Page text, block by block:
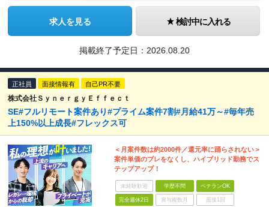
求人を見る 検討中に入れる
掲載終了予定日： 2026.08.20
正社員 面接情報有 自己PR不要
株式会社ＳｙｎｅｒｇｙＥｆｆｅｃｔ
SE#フルリモート案件あり#プライム案件7割#月給41万～#毎年売
上150%以上成長#フレックス可
＜月案件数は約2000件／還元率に踊らされない＞
案件単価のブレをなくし、ハイブリッド勤務でス
テップアップ！
未経験歓迎 学歴不問 ベテランOK
完全週休2日 賞与複数月 面接1回